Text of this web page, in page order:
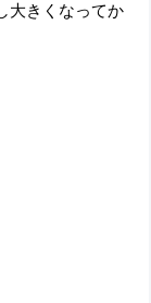
大きくなってか